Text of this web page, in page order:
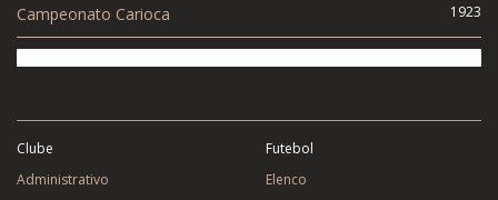
Campeonato Carioca 1923
Clube
Administrativo
Futebol
Elenco